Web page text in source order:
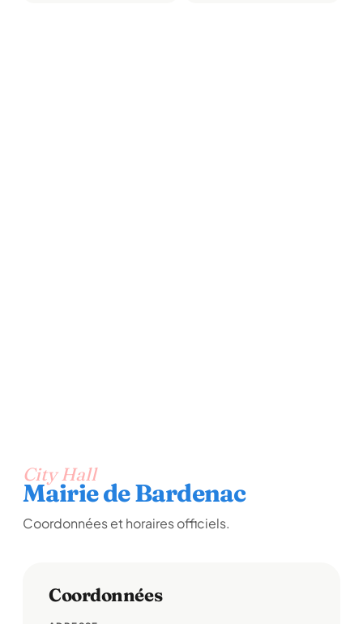
City Hall
Mairie de Bardenac
Coordonnées et horaires officiels.
Coordonnées